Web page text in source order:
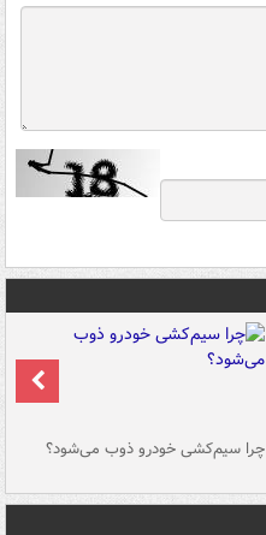
چرا سیم‌کشی خودرو ذوب می‌شود؟